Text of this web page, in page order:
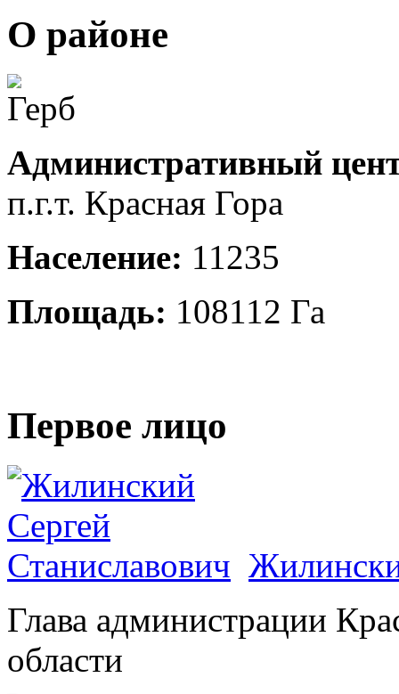
О районе
Административный
п.г.т. Красная Гора
Население: 11235
Площадь: 108112 Га
Первое лицо
Глава администрации
области